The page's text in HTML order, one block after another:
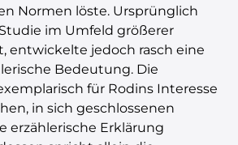
Normen löste. Ursprünglich
im Umfeld größerer
entwickelte jedoch rasch eine
Bedeutung. Die
für Rodins Interesse
in sich geschlossenen
erzählerische Erklärung